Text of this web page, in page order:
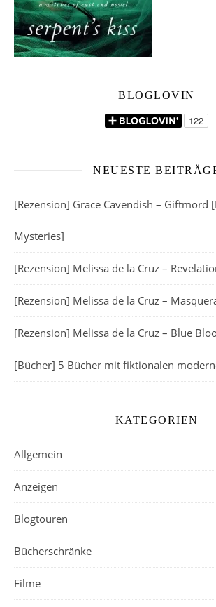
BLOGLOVIN
NEUESTE
[Rezension] Grace Cavendish – Giftmord
Mysteries]
[Rezension] Melissa de la Cruz –
[Rezension] Melissa de la Cruz –
[Rezension] Melissa de la Cruz – Blue
[Bücher] 5 Bücher mit fiktionalen
KATEGORIEN
Allgemein
Anzeigen
Blogtouren
Bücherschränke
Filme